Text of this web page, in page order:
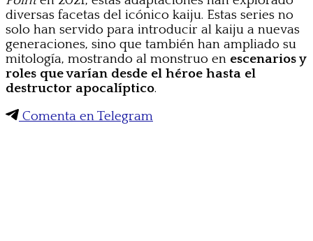
diversas facetas del icónico kaiju. Estas series no
solo han servido para introducir al kaiju a nuevas
generaciones, sino que también han ampliado su
mitología, mostrando al monstruo en escenarios y
roles que varían desde el héroe hasta el
destructor apocalíptico.
Comenta en Telegram